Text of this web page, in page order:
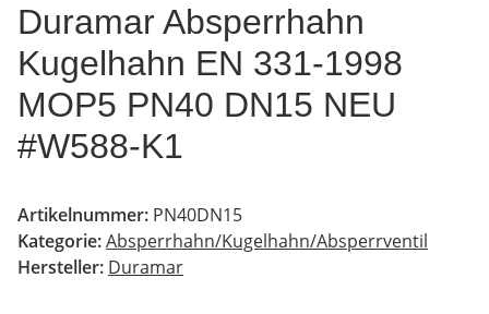
Duramar Absperrhahn
Kugelhahn EN 331-1998
MOP5 PN40 DN15 NEU
#W588-K1
Artikelnummer: PN40DN15
Kategorie:Absperrhahn/Kugelhahn/Absperrventil
Hersteller: Duramar